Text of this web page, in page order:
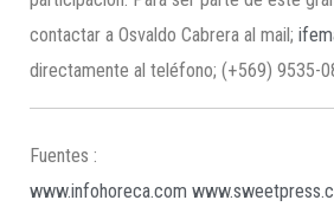
contactar a Osvaldo Cabrera al mail;
directamente al teléfono; (+569) 9535-
Fuentes :
www.infohoreca.com